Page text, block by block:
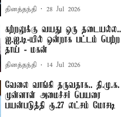
தினத்தந்தி 28 Jul 2026
கற்றலுக்கு வயது ஒரு தடையல்ல..
ஐ.ஐ.டி-யில் ஒன்றாக பட்டம் பெற்ற
தாய் - மகன்
தினத்தந்தி 14 Jul 2026
வேலை வாங்கி தருவதாக.. தி.மு.க.
முன்னாள் அமைச்சர் பெயரை
பயன்படுத்தி ரூ.27 லட்சம் மோசடி